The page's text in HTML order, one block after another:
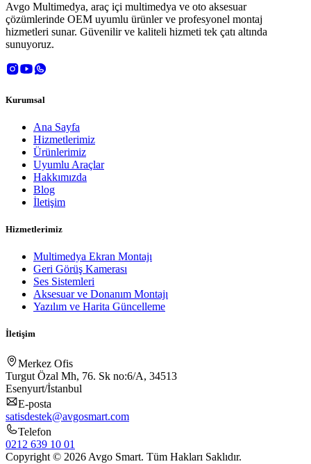
Avgo Multimedya, araç içi multimedya ve oto aksesuar
çözümlerinde OEM uyumlu ürünler ve profesyonel montaj
hizmetleri sunar. Güvenilir ve kaliteli hizmeti tek çatı altında
sunuyoruz.
Kurumsal
Ana Sayfa
Hizmetlerimiz
Ürünlerimiz
Uyumlu Araçlar
Hakkımızda
Blog
İletişim
Hizmetlerimiz
Multimedya Ekran Montajı
Geri Görüş Kamerası
Ses Sistemleri
Aksesuar ve Donanım Montajı
Yazılım ve Harita Güncelleme
İletişim
Merkez Ofis
Turgut Özal Mh, 76. Sk no:6/A, 34513
Esenyurt/İstanbul
E-posta
satisdestek@avgosmart.com
Telefon
0212 639 10 01
Copyright © 2026 Avgo Smart. Tüm Hakları Saklıdır.